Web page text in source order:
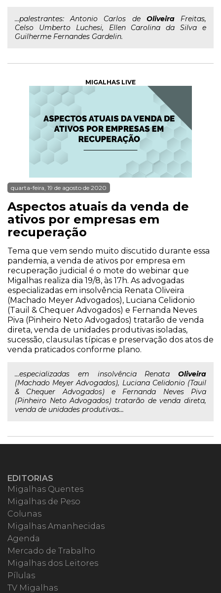
...palestrantes: Antonio Carlos de OliveiraFreitas,
Celso Umberto Luchesi, Ellen Carolina da Silva e
Guilherme Fernandes Gardelin.
MIGALHAS LIVE
quarta-feira, 19 de agosto de 2020
Aspectos atuais da venda de
ativos por empresas em
recuperação
Tema que vem sendo muito discutido durante essa
pandemia, a venda de ativos por empresa em
recuperação judicial é o mote do webinar que
Migalhas realiza dia 19/8, às 17h. As advogadas
especializadas em insolvência Renata Oliveira
(Machado Meyer Advogados), Luciana Celidonio
(Tauil & Chequer Advogados) e Fernanda Neves
Piva (Pinheiro Neto Advogados) tratarão de venda
direta, venda de unidades produtivas isoladas,
sucessão, clausulas típicas e preservação dos atos de
venda praticados conforme plano.
...especializadas em insolvência Renata Oliveira
(Machado Meyer Advogados), Luciana Celidonio (Tauil
& Chequer Advogados) e Fernanda Neves Piva
(Pinheiro Neto Advogados) tratarão de venda direta,
venda de unidades produtivas...
EDITORIAS
Migalhas Quentes
Migalhas de Peso
Colunas
Migalhas Amanhecidas
Agenda
Mercado de Trabalho
Migalhas dos Leitores
Pílulas
TV Migalhas